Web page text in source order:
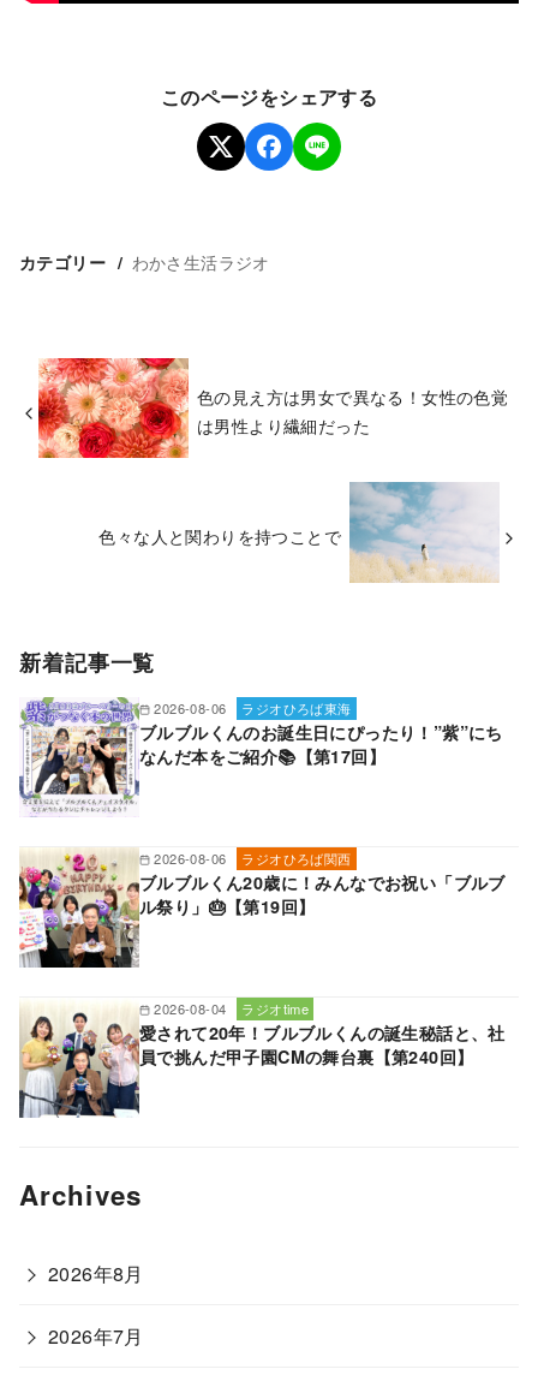
このページをシェアする
カテゴリー わかさ生活ラジオ
色の見え方は男女で異なる！女性の色覚
は男性より繊細だった
色々な人と関わりを持つことで
新着記事一覧
2026-08-06 ラジオひろば東海
ブルブルくんのお誕生日にぴったり！”紫”にち
なんだ本をご紹介📚【第17回】
2026-08-06 ラジオひろば関西
ブルブルくん20歳に！みんなでお祝い「ブルブ
ル祭り」🎂【第19回】
2026-08-04 ラジオtime
愛されて20年！ブルブルくんの誕生秘話と、社
員で挑んだ甲子園CMの舞台裏【第240回】
Archives
2026年8月
2026年7月